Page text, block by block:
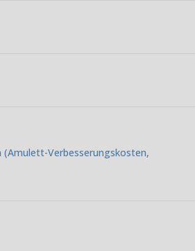
(Amulett-Verbesserungskosten,